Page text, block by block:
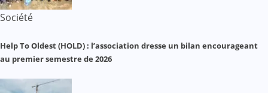
Société
Help To Oldest (HOLD) : l’association dresse un bilan encourageant
au premier semestre de 2026